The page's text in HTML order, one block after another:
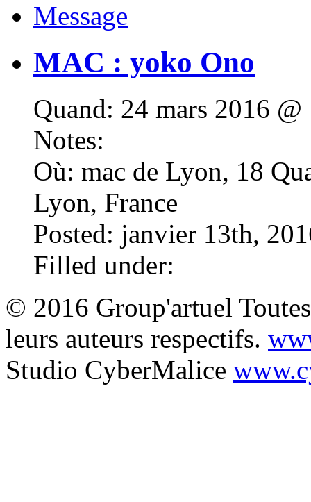
Message
MAC : yoko Ono
Quand: 24 mars 2016
Notes:
Où: mac de Lyon, 18
Lyon, France
Posted: janvier 13th,
Filled under:
© 2016 Group'artuel
leurs auteurs respectifs.
Studio CyberMalice